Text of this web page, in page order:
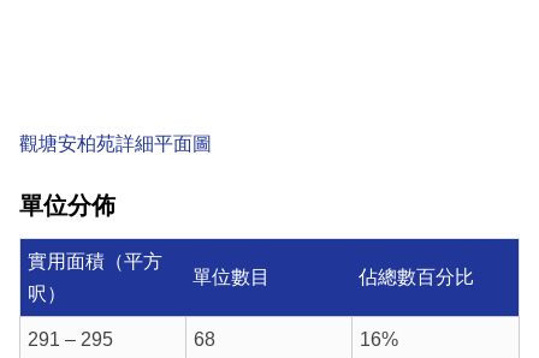
觀塘安柏苑詳細平面圖
單位分佈
實用面積（平方
呎）
單位數目 佔總數百分比
291 – 295 68 16%